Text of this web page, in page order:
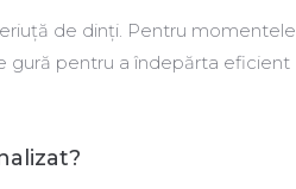
de dinți. Pentru momentele
gură pentru a îndepărta eficient